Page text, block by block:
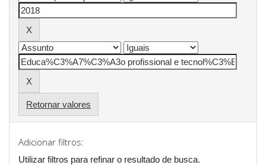
Retornar valores
Adicionar filtros:
Utilizar filtros para refinar o resultado de busca.